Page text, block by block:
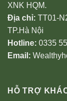
XNK HQM.
Địa chỉ: TT01-
TP.Hà Nội
Hotline: 0335
Email:
HỖ TRỢ